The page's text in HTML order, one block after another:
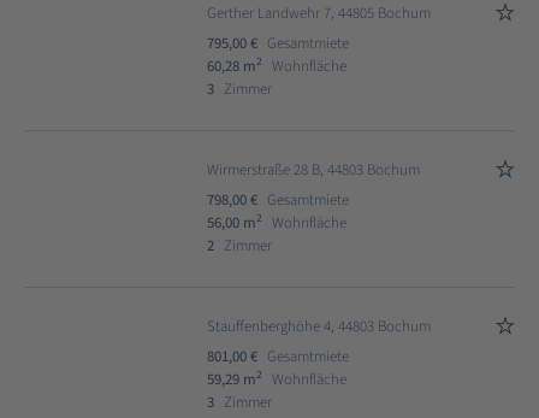
Gerther Landwehr 7, 44805 Bochum
795,00 € Gesamtmiete
60,28 m2
Wohnfläche
3 Zimmer
Wirmerstraße 28 B, 44803 Bochum
798,00 € Gesamtmiete
56,00 m2
Wohnfläche
2 Zimmer
Stauffenberghöhe 4, 44803 Bochum
801,00 € Gesamtmiete
59,29 m2
Wohnfläche
3 Zimmer